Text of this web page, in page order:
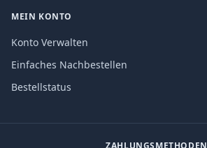
MEIN KONTO
Konto Verwalten
Einfaches Nachbestellen
Bestellstatus
ZAHLUNGSMETHODEN